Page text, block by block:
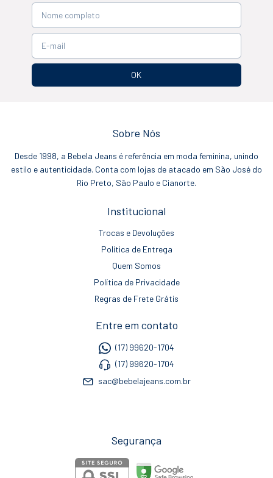
Sobre Nós
Desde 1998, a Bebela Jeans é referência em moda feminina, unindo
estilo e autenticidade. Conta com lojas de atacado em São José do
Rio Preto, São Paulo e Cianorte.
Institucional
Trocas e Devoluções
Política de Entrega
Quem Somos
Política de Privacidade
Regras de Frete Grátis
Entre em contato
(17) 99620-1704
(17) 99620-1704
sac@bebelajeans.com.br
Segurança